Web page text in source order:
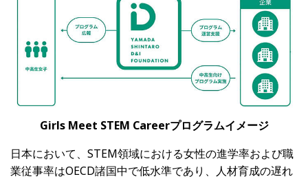
Girls Meet STEM Careerプログラムイメージ
日本において、STEM領域における女性の進学率および職
業従事率はOECD諸国中で低水準であり、人材育成の遅れ